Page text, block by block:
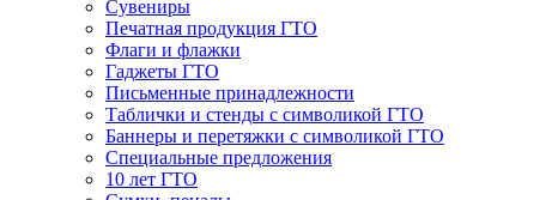
Сувениры
Печатная продукция ГТО
Флаги и флажки
Гаджеты ГТО
Письменные принадлежности
Таблички и стенды с символикой ГТО
Баннеры и перетяжки с символикой ГТО
Специальные предложения
10 лет ГТО